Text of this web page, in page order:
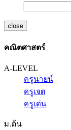
close
คณิตศาสตร์
A-LEVEL
ครูนายน์
ครูเจต
ครูเด่น
ม.ต้น